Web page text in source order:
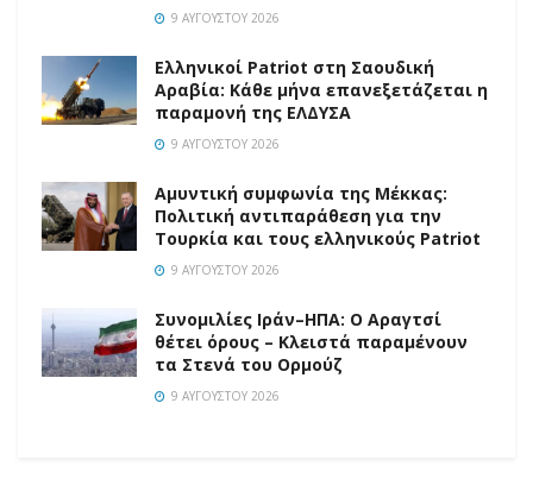
9 ΑΥΓΟΎΣΤΟΥ 2026
Ελληνικοί Patriot στη Σαουδική
Αραβία: Κάθε μήνα επανεξετάζεται η
παραμονή της ΕΛΔΥΣΑ
9 ΑΥΓΟΎΣΤΟΥ 2026
Αμυντική συμφωνία της Μέκκας:
Πολιτική αντιπαράθεση για την
Τουρκία και τους ελληνικούς Patriot
9 ΑΥΓΟΎΣΤΟΥ 2026
Συνομιλίες Ιράν–ΗΠΑ: Ο Αραγτσί
θέτει όρους – Κλειστά παραμένουν
τα Στενά του Ορμούζ
9 ΑΥΓΟΎΣΤΟΥ 2026